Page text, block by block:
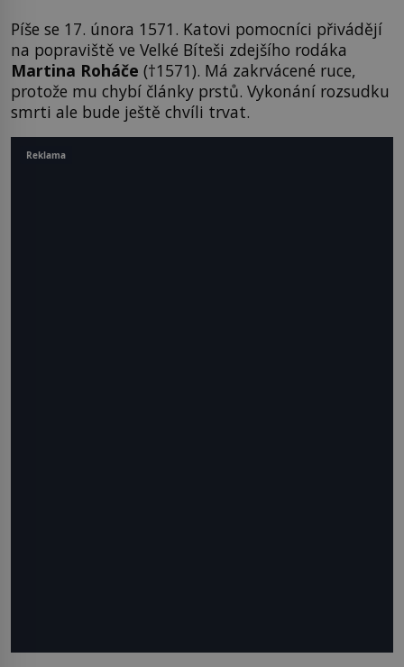
Píše se 17. února 1571. Katovi pomocníci přivádějí
na popraviště ve Velké Bíteši zdejšího rodáka
Martina Roháče (†1571). Má zakrvácené ruce,
protože mu chybí články prstů. Vykonání rozsudku
smrti ale bude ještě chvíli trvat.
Reklama